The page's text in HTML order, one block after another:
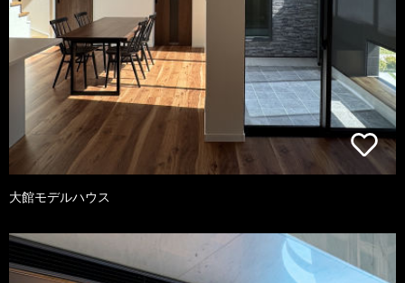
大館モデルハウス